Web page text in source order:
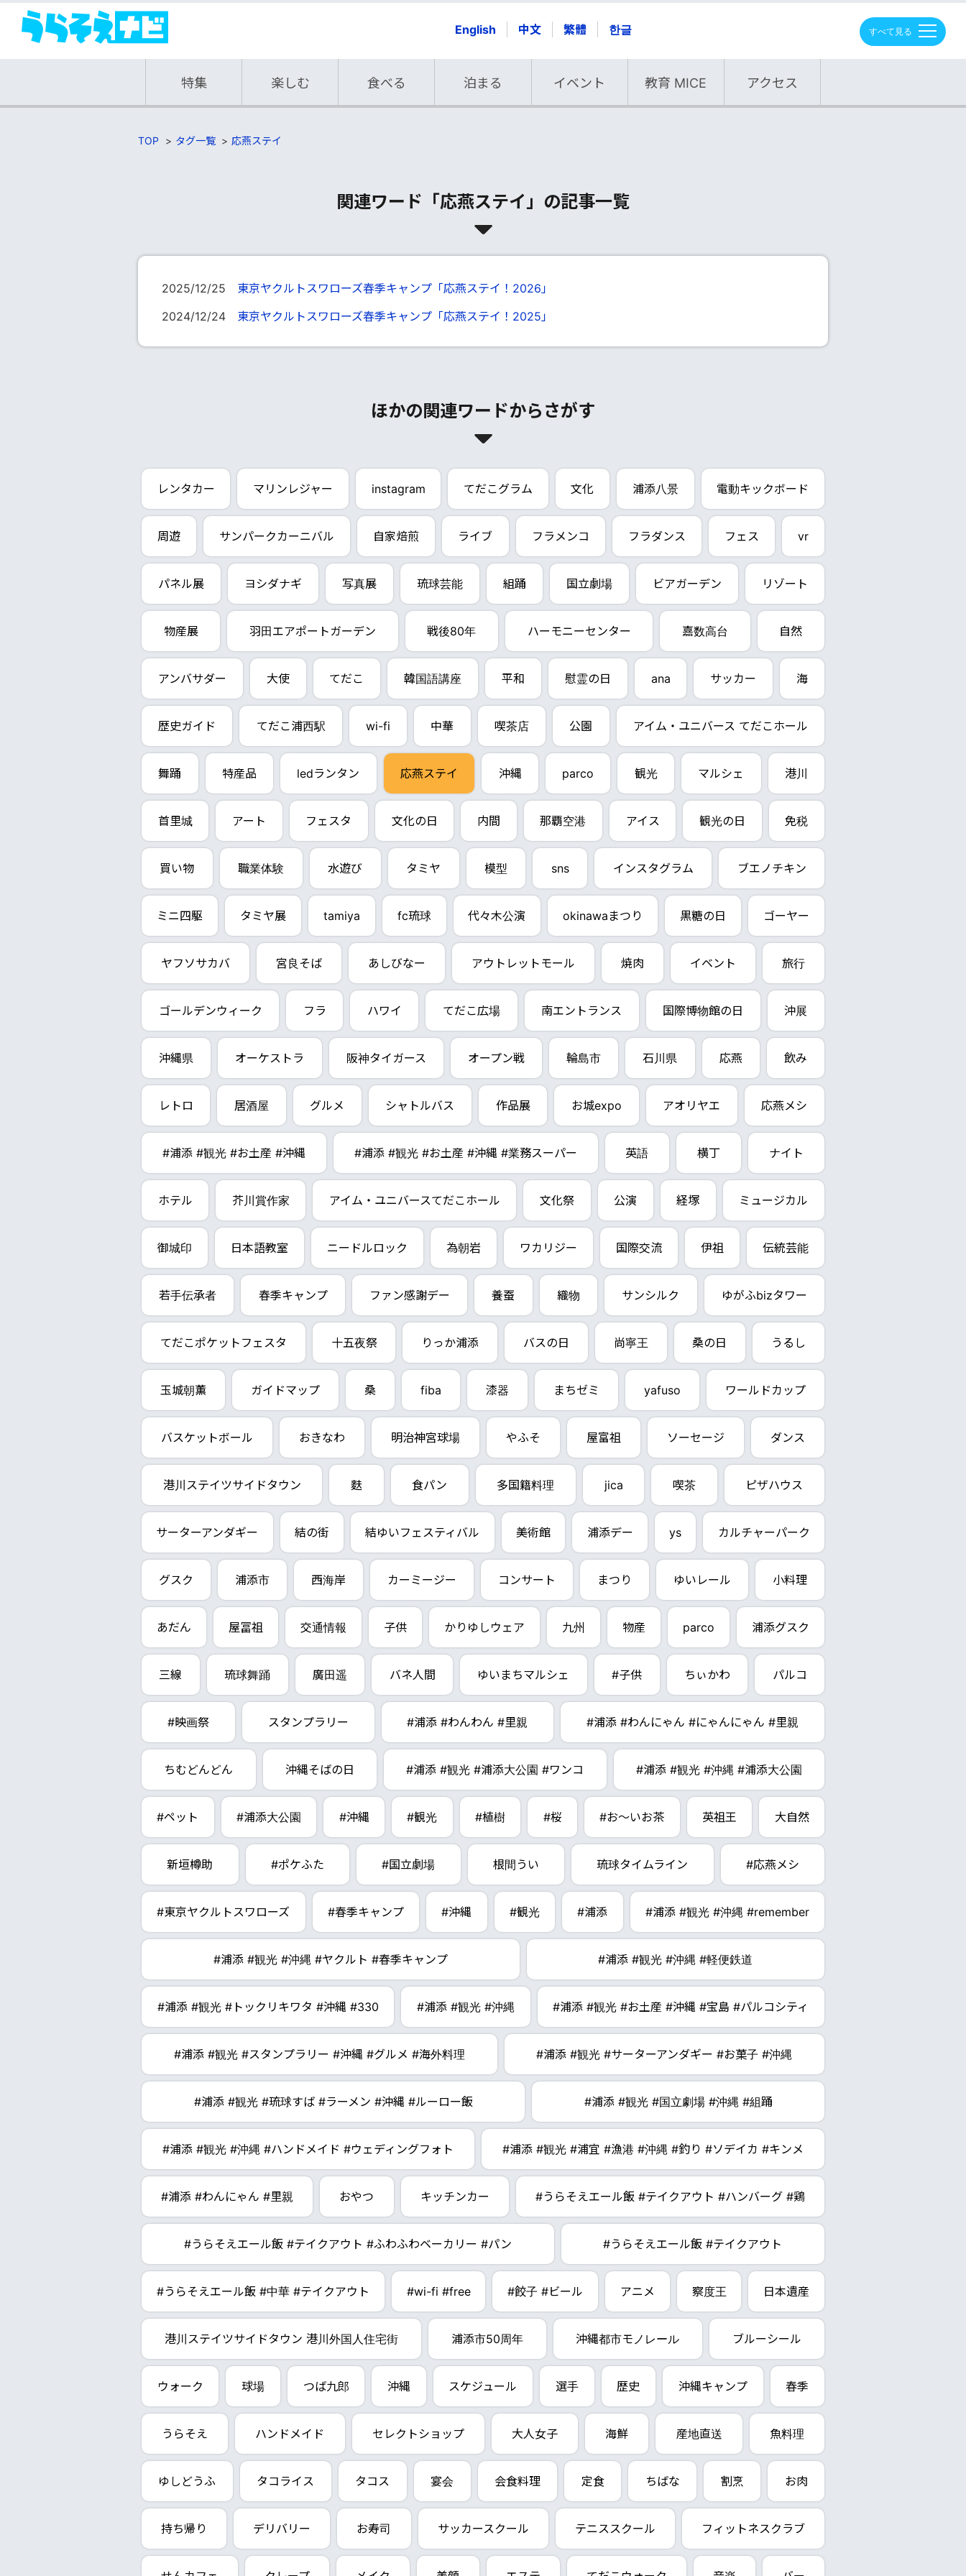
English 中文 繁體 한글
特集 楽しむ 食べる 泊まる イベント 教育 MICE アクセス
E
N
TOP タグ一覧 応燕ステイ
関連ワード「応燕ステイ」の記事一覧
2025/12/25
東京ヤクルトスワローズ春季キャンプ「応燕ステイ！2026」
2024/12/24
東京ヤクルトスワローズ春季キャンプ「応燕ステイ！2025」
ほかの関連ワードからさがす
レンタカー マリンレジャー instagram てだこグラム 文化 浦添八景 電動キックボード
周遊 サンパークカーニバル 自家焙煎 ライブ フラメンコ フラダンス フェス vr
パネル展 ヨシダナギ 写真展 琉球芸能 組踊 国立劇場 ビアガーデン リゾート
物産展 羽田エアポートガーデン 戦後80年 ハーモニーセンター 嘉数高台 自然
アンバサダー 大使 てだこ 韓国語講座 平和 慰霊の日 ana サッカー 海
歴史ガイド てだこ浦西駅 wi-fi 中華 喫茶店 公園 アイム・ユニバース てだこホール
舞踊 特産品 ledランタン 応燕ステイ 沖縄 parco 観光 マルシェ 港川
首里城 アート フェスタ 文化の日 内間 那覇空港 アイス 観光の日 免税
買い物 職業体験 水遊び タミヤ 模型 sns インスタグラム ブエノチキン
ミニ四駆 タミヤ展 tamiya fc琉球 代々木公演 okinawaまつり 黒糖の日 ゴーヤー
ヤフソサカバ 宮良そば あしびなー アウトレットモール 焼肉 イベント 旅行
ゴールデンウィーク フラ ハワイ てだこ広場 南エントランス 国際博物館の日 沖展
沖縄県 オーケストラ 阪神タイガース オープン戦 輪島市 石川県 応燕 飲み
レトロ 居酒屋 グルメ シャトルバス 作品展 お城expo アオリヤエ 応燕メシ
#浦添 #観光 #お土産 #沖縄 #浦添 #観光 #お土産 #沖縄 #業務スーパー 英語 横丁 ナイト
ホテル 芥川賞作家 アイム・ユニバースてだこホール 文化祭 公演 経塚 ミュージカル
御城印 日本語教室 ニードルロック 為朝岩 ワカリジー 国際交流 伊祖 伝統芸能
若手伝承者 春季キャンプ ファン感謝デー 養蚕 織物 サンシルク ゆがふbizタワー
てだこポケットフェスタ 十五夜祭 りっか浦添 バスの日 尚寧王 桑の日 うるし
玉城朝薫 ガイドマップ 桑 fiba 漆器 まちゼミ yafuso ワールドカップ
バスケットボール おきなわ 明治神宮球場 やふそ 屋富祖 ソーセージ ダンス
港川ステイツサイドタウン 麩 食パン 多国籍料理 jica 喫茶 ピザハウス
サーターアンダギー 結の街 結ゆいフェスティバル 美術館 浦添デー ys カルチャーパーク
グスク 浦添市 西海岸 カーミージー コンサート まつり ゆいレール 小料理
あだん 屋冨祖 交通情報 子供 かりゆしウェア 九州 物産 parco 浦添グスク
三線 琉球舞踊 廣田遥 バネ人間 ゆいまちマルシェ #子供 ちぃかわ パルコ
#映画祭 スタンプラリー #浦添 #わんわん #里親 #浦添 #わんにゃん #にゃんにゃん #里親
ちむどんどん 沖縄そばの日 #浦添 #観光 #浦添大公園 #ワンコ #浦添 #観光 #沖縄 #浦添大公園
#ペット #浦添大公園 #沖縄 #観光 #植樹 #桜 #お～いお茶 英祖王 大自然
新垣樽助 #ポケふた #国立劇場 根間うい 琉球タイムライン #応燕メシ
#東京ヤクルトスワローズ #春季キャンプ #沖縄 #観光 #浦添 #浦添 #観光 #沖縄 #remember
#浦添 #観光 #沖縄 #ヤクルト #春季キャンプ #浦添 #観光 #沖縄 #軽便鉄道
#浦添 #観光 #トックリキワタ #沖縄 #330 #浦添 #観光 #沖縄 #浦添 #観光 #お土産 #沖縄 #宝島 #パルコシティ
#浦添 #観光 #スタンプラリー #沖縄 #グルメ #海外料理 #浦添 #観光 #サーターアンダギー #お菓子 #沖縄
#浦添 #観光 #琉球すば #ラーメン #沖縄 #ルーロー飯 #浦添 #観光 #国立劇場 #沖縄 #組踊
#浦添 #観光 #沖縄 #ハンドメイド #ウェディングフォト #浦添 #観光 #浦宜 #漁港 #沖縄 #釣り #ソデイカ #キンメ
#浦添 #わんにゃん #里親 おやつ キッチンカー #うらそえエール飯 #テイクアウト #ハンバーグ #鶏
#うらそえエール飯 #テイクアウト #ふわふわベーカリー #パン #うらそえエール飯 #テイクアウト
#うらそえエール飯 #中華 #テイクアウト #wi-fi #free #餃子 #ビール アニメ 察度王 日本遺産
港川ステイツサイドタウン 港川外国人住宅街 浦添市50周年 沖縄都市モノレール ブルーシール
ウォーク 球場 つば九郎 沖縄 スケジュール 選手 歴史 沖縄キャンプ 春季
うらそえ ハンドメイド セレクトショップ 大人女子 海鮮 産地直送 魚料理
ゆしどうふ タコライス タコス 宴会 会食料理 定食 ちばな 割烹 お肉
持ち帰り デリバリー お寿司 サッカースクール テニススクール フィットネスクラブ